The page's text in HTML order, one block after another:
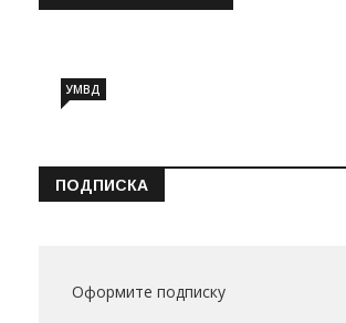
УМВД
ПОДПИСКА
Оформите подписку